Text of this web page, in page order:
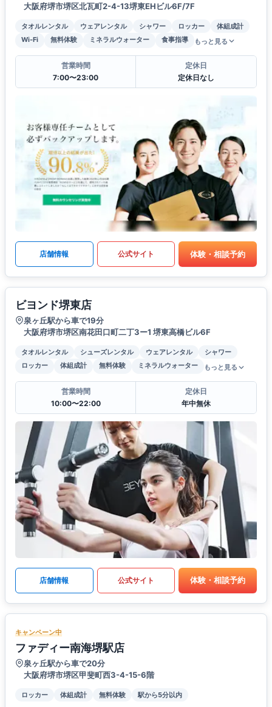
大阪府堺市堺区北瓦町2-4-13堺東EHビル6F/7F
タオルレンタル ウェアレンタル シャワー ロッカー
体組成計
Wi-Fi
無料体験 ミネラルウォーター 食事指導 もっと見る
営業時間
7:00〜23:00
定休日
定休日なし
店舗情報 公式サイト 体験・相談予約
ビヨンド堺東店
泉ヶ丘駅から車で19分
大阪府堺市堺区南花田口町二丁3ー1 堺東高橋ビル6F
タオルレンタル シューズレンタル ウェアレンタル
シャワー
ロッカー
体組成計 無料体験 ミネラルウォーター もっと見る
営業時間
10:00〜22:00
定休日
年中無休
店舗情報 公式サイト 体験・相談予約
キャンペーン中
ファディー南海堺駅店
泉ヶ丘駅から車で20分
大阪府堺市堺区甲斐町西3-4-15-6階
ロッカー 体組成計 無料体験 駅から5分以内